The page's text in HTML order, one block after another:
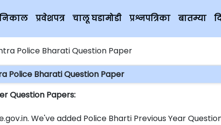
निकाल प्रवेशपत्र चालू घडामोडी प्रश्नपत्रिका बातम्या
Police Bharati Question Paper
Police Bharati Question Paper
Question Papers:
We've added Police Bharti Previous Year